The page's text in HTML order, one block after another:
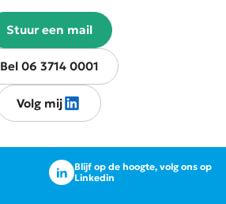
Stuur een mail
Bel 06 3714 0001
Volg mij
Blijf op de hoogte, volg ons op
Linkedin